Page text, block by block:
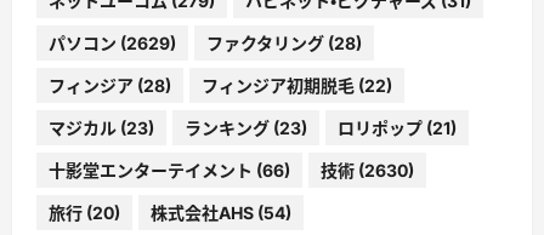
パソコン (2629) ファクタリング (28)
フィンジア (28) フィンジア初期脱毛 (22)
マジカル (23) ランキング (23) ロリポップ (21)
十影堂エンターテイメント (66) 技術 (2630)
旅行 (20) 株式会社AHS (54)